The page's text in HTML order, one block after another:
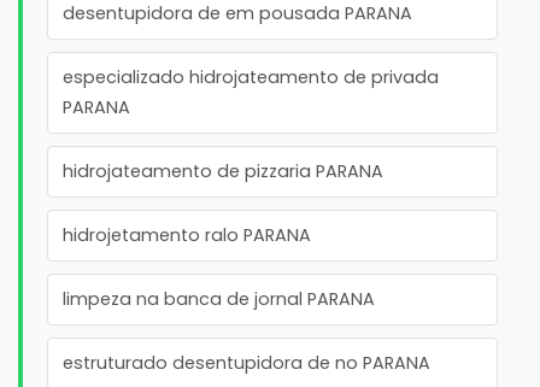
desentupidora de em pousada PARANA
especializado hidrojateamento de privada
PARANA
hidrojateamento de pizzaria PARANA
hidrojetamento ralo PARANA
limpeza na banca de jornal PARANA
estruturado desentupidora de no PARANA